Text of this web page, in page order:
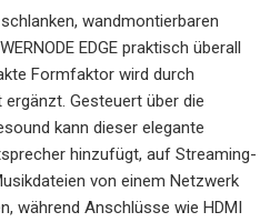
wandmontierbaren
EDGE praktisch überall
Formfaktor wird durch
Gesteuert über die
kann dieser elegante
hinzufügt, auf Streaming-
von einem Netzwerk
während Anschlüsse wie HDMI